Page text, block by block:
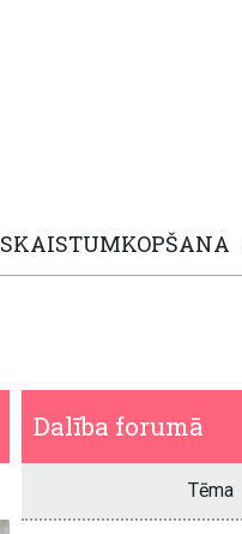
SKAISTUMKOPŠANA
Dalība forumā
Tēma